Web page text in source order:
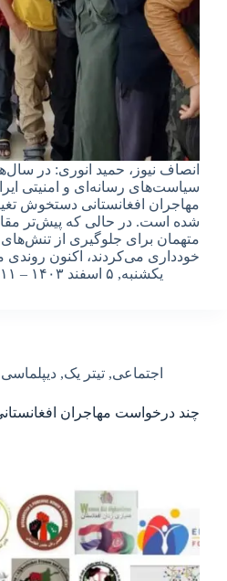
انصاف نیوز، حمید انوری: در
سیاست‌های رسانه‌ای و امنیتی
مهاجران افغانستانی دستخوش
شده است. در حالی که پیش‌تر
متهمان برای جلوگیری از
خودداری می‌کردند، اکنون
یکشنبه, ۵ اسفند ۱۴۰۳ – ۱۲:۱۱
اجتماعی, تیتر یک, دیپلماسی
چند درخواست مهاجران